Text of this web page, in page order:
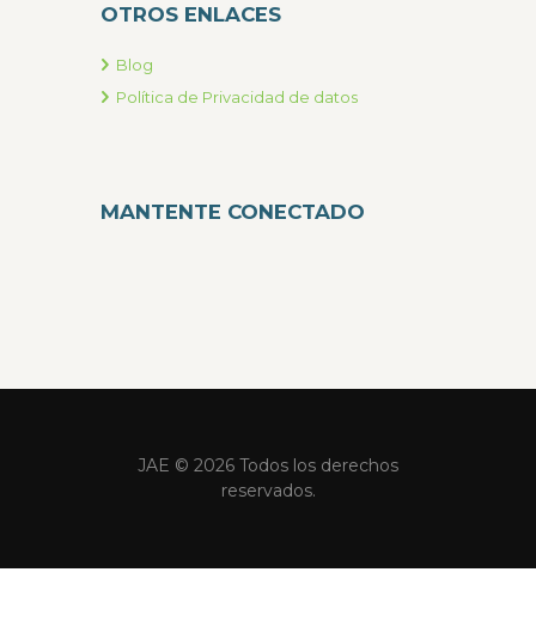
OTROS ENLACES
Blog
Política de Privacidad de datos
MANTENTE CONECTADO
JAE © 2026 Todos los derechos
reservados.